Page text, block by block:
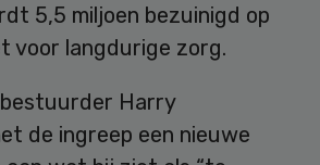
5,5 miljoen bezuinigd op
voor langdurige zorg.
Harry
de ingreep een nieuwe